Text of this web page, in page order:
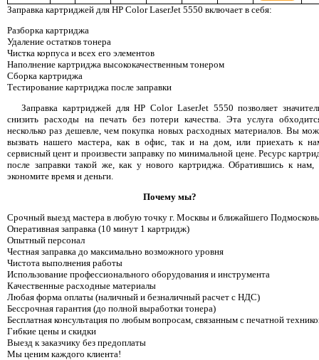
Заправка картриджей для HP Color LaserJet 5550 включает в себя:
Разборка картриджа
Удаление остатков тонера
Чистка корпуса и всех его элементов
Наполнение картриджа высококачественным тонером
Сборка картриджа
Тестирование картриджа после заправки
Заправка картриджей для HP Color LaserJet 5550 позволяет
снизить расходы на печать без потери качества. Эта услуга
несколько раз дешевле, чем покупка новых расходных материалов. Вы
вызвать нашего мастера, как в офис, так и на дом, или приехать к
сервисный цент и произвести заправку по минимальной цене. Ресурс
после заправки такой же, как у нового картриджа. Обратившись к
экономите время и деньги.
Почему мы?
Срочный выезд мастера в любую точку г. Москвы и ближайшего
Оперативная заправка (10 минут 1 картридж)
Опытный персонал
Честная заправка до максимально возможного уровня
Чистота выполнения работы
Использование профессионального оборудования и инструмента
Качественные расходные материалы
Любая форма оплаты (наличный и безналичный расчет с НДС)
Бессрочная гарантия (до полной выработки тонера)
Бесплатная консультация по любым вопросам, связанным с печатной
Гибкие цены и скидки
Выезд к заказчику без предоплаты
Мы ценим каждого клиента!